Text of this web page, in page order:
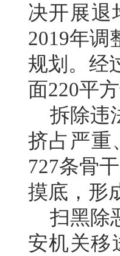
决开展退
2019年调
规划。经
面220平
拆除违
挤占严重
727条骨
摸底，形
扫黑除
安机关移